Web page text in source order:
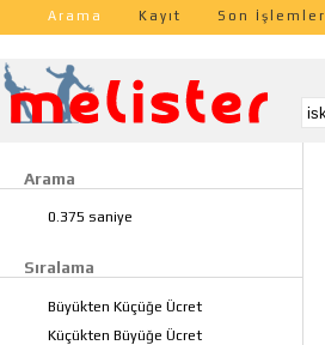
Arama Kayıt Son İşlemler
Arama
0.375 saniye
Sıralama
Büyükten Küçüğe Ücret
Küçükten Büyüğe Ücret